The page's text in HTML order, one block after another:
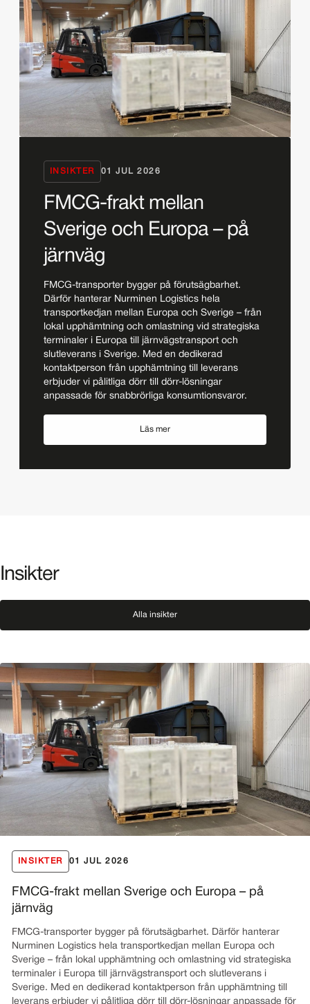
INSIKTER 01 JUL 2026
FMCG-frakt mellan
Sverige och Europa – på
järnväg
FMCG-transporter bygger på förutsägbarhet.
Därför hanterar Nurminen Logistics hela
transportkedjan mellan Europa och Sverige – från
lokal upphämtning och omlastning vid strategiska
terminaler i Europa till järnvägstransport och
slutleverans i Sverige. Med en dedikerad
kontaktperson från upphämtning till leverans
erbjuder vi pålitliga dörr till dörr-lösningar
anpassade för snabbrörliga konsumtionsvaror.
Läs mer
Insikter
Alla insikter
INSIKTER 01 JUL 2026
FMCG-frakt mellan Sverige och Europa – på
järnväg
FMCG-transporter bygger på förutsägbarhet. Därför hanterar
Nurminen Logistics hela transportkedjan mellan Europa och
Sverige – från lokal upphämtning och omlastning vid strategiska
terminaler i Europa till järnvägstransport och slutleverans i
Sverige. Med en dedikerad kontaktperson från upphämtning till
leverans erbjuder vi pålitliga dörr till dörr-lösningar anpassade för